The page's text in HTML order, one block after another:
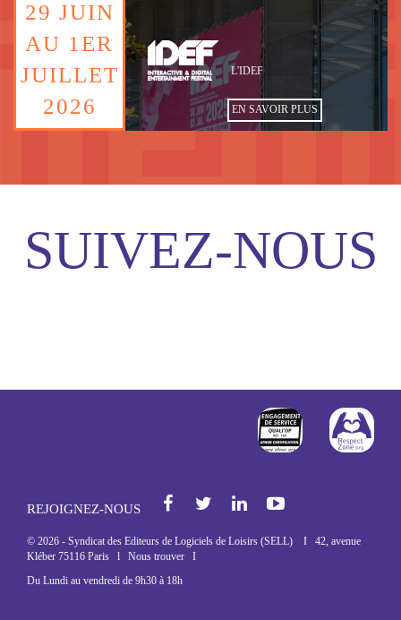
TEXTE
DATE
PERSONNALISÉ
29 JUIN
AU 1ER
JUILLET
2026
Logo
L'IDEF
EN SAVOIR PLUS
de
fond
SUIVEZ-NOUS
http://
REJOIGNEZ-NOUS
© 2026 - Syndicat des Editeurs de Logiciels de Loisirs (SELL) I 42, avenue
Kléber 75116 Paris l Nous trouver I
Du Lundi au vendredi de 9h30 à 18h